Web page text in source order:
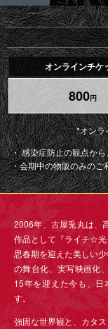
オンラインチケ
800円
*オンラ
感染症防止の観点か
会期中の物販のみのご
2006年、古屋兎丸は、
作品として『ライチ☆光
思春期を迎えた美しい
の舞台化、実写映画化
15年を迎えた今も、
す。
強固な世界観と、カタ